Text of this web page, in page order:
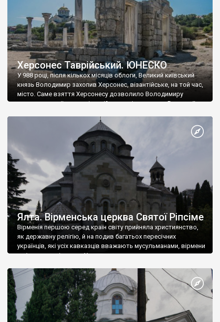
Херсонес Таврійський. ЮНЕСКО
У 988 році, після кількох місяців облоги, Великий київський
князь Володимир захопив Херсонес, візантійське, на той час,
місто. Саме взяття Херсонесу дозволило Володимиру
диктувати свої умови візантійському імператору Василю ІІ, та
Херсонесі Володимир-язичник, став Василем-християнином.
А потім було Хрещення Русі. На честь Херсонесу Таврійського
Ялта. Вірменська церква Святої Ріпсіме
Вірменія першою серед країн світу прийняла християнство,
як державну релігію, й на подив багатьох пересічних
українців, які усіх кавказців вважають мусульманами, вірмени
є відданими вірянами Христа